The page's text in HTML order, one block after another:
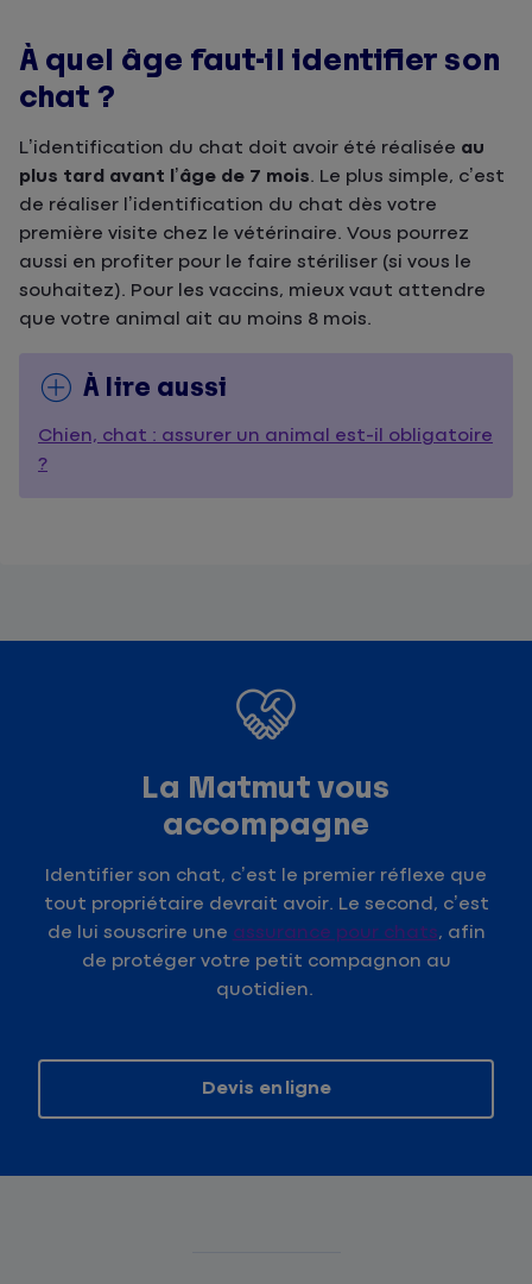
À quel âge faut-il identifier son
chat ?
L’identification du chat doit avoir été réalisée au
plus tard avant l’âge de 7 mois. Le plus simple, c’est
de réaliser l’identification du chat dès votre
première visite chez le vétérinaire. Vous pourrez
aussi en profiter pour le faire stériliser (si vous le
souhaitez). Pour les vaccins, mieux vaut attendre
que votre animal ait au moins 8 mois.
À lire aussi
Chien, chat : assurer un animal est-il obligatoire
?
La Matmut vous
accompagne
Identifier son chat, c’est le premier réflexe que
tout propriétaire devrait avoir. Le second, c’est
de lui souscrire une assurance pour chats, afin
de protéger votre petit compagnon au
quotidien.
Devis en ligne